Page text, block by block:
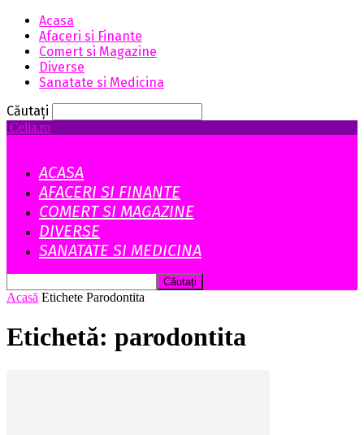
Acasa
Afaceri si Finante
Comert si Magazine
Diverse
Sanatate si Medicina
Căutați
Celia.ro
ACASA
AFACERI SI FINANTE
COMERT SI MAGAZINE
DIVERSE
SANATATE SI MEDICINA
Acasă Etichete Parodontita
Etichetă: parodontita